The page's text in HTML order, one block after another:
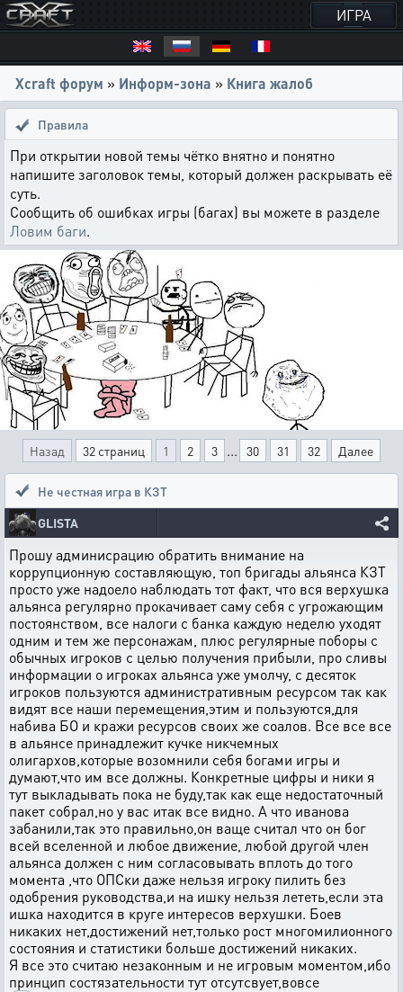
ИГРА
Xcraft форум » Информ-зона » Книга жалоб
Правила
При открытии новой темы чётко внятно и понятно
напишите заголовок темы, который должен раскрывать её
суть.
Сообщить об ошибках игры (багах) вы можете в разделе
Ловим баги.
Назад 32 страниц 1 2 3 ... 30 31 32 Далее
Не честная игра в КЗТ
GLISTA
Прошу админисрацию обратить внимание на
коррупционную составляющую, топ бригады альянса КЗТ
просто уже надоело наблюдать тот факт, что вся верхушка
альянса регулярно прокачивает саму себя с угрожающим
постоянством, все налоги с банка каждую неделю уходят
одним и тем же персонажам, плюс регулярные поборы с
обычных игроков с целью получения прибыли, про сливы
информации о игроках альянса уже умолчу, с десяток
игроков пользуются административным ресурсом так как
видят все наши перемещения,этим и пользуются,для
набива БО и кражи ресурсов своих же соалов. Все все все
в альянсе принадлежит кучке никчемных
олигархов,которые возомнили себя богами игры и
думают,что им все должны. Конкретные цифры и ники я
тут выкладывать пока не буду,так как еще недостаточный
пакет собрал,но у вас итак все видно. А что иванова
забанили,так это правильно,он ваще считал что он бог
всей вселенной и любое движение, любой другой член
альянса должен с ним согласовывать вплоть до того
момента ,что ОПСки даже нельзя игроку пилить без
одобрения руководства,и на ишку нельзя лететь,если эта
ишка находится в круге интересов верхушки. Боев
никаких нет,достижений нет,только рост многомилионного
состояния и статистики больше достижений никаких.
Я все это считаю незаконным и не игровым моментом,ибо
принцип состязательности тут отсутсвует,вовсе